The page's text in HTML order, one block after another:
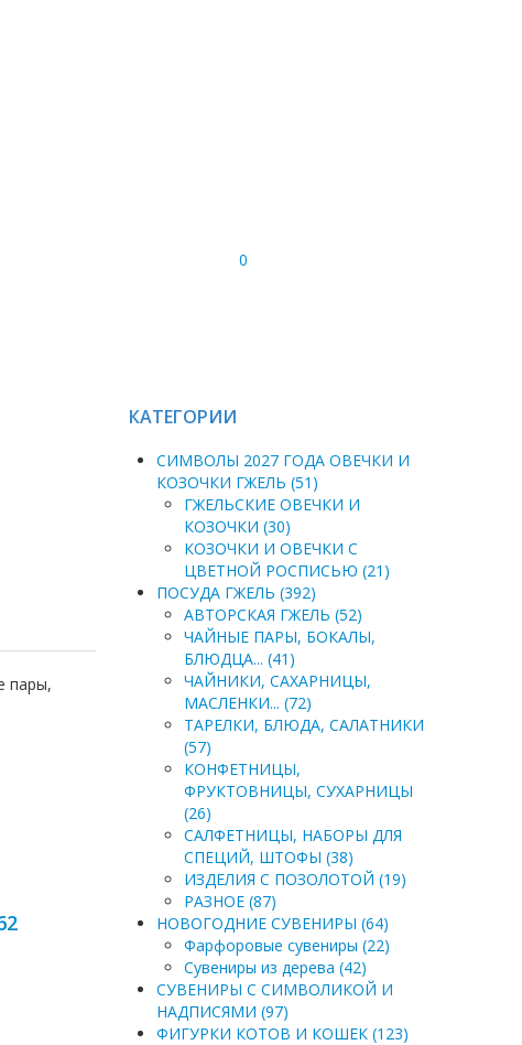
0
пары,
КАТЕГОРИИ
СИМВОЛЫ 2027 ГОДА ОВЕЧКИ И
КОЗОЧКИ ГЖЕЛЬ (51)
ГЖЕЛЬСКИЕ ОВЕЧКИ И
КОЗОЧКИ (30)
КОЗОЧКИ И ОВЕЧКИ С
ЦВЕТНОЙ РОСПИСЬЮ (21)
ПОСУДА ГЖЕЛЬ (392)
АВТОРСКАЯ ГЖЕЛЬ (52)
ЧАЙНЫЕ ПАРЫ, БОКАЛЫ,
БЛЮДЦА... (41)
ЧАЙНИКИ, САХАРНИЦЫ,
МАСЛЕНКИ... (72)
ТАРЕЛКИ, БЛЮДА, САЛАТНИКИ
(57)
КОНФЕТНИЦЫ,
ФРУКТОВНИЦЫ, СУХАРНИЦЫ
(26)
САЛФЕТНИЦЫ, НАБОРЫ ДЛЯ
СПЕЦИЙ, ШТОФЫ (38)
ИЗДЕЛИЯ С ПОЗОЛОТОЙ (19)
РАЗНОЕ (87)
НОВОГОДНИЕ СУВЕНИРЫ (64)
Фарфоровые сувениры (22)
Сувениры из дерева (42)
СУВЕНИРЫ С СИМВОЛИКОЙ И
НАДПИСЯМИ (97)
ФИГУРКИ КОТОВ И КОШЕК (123)